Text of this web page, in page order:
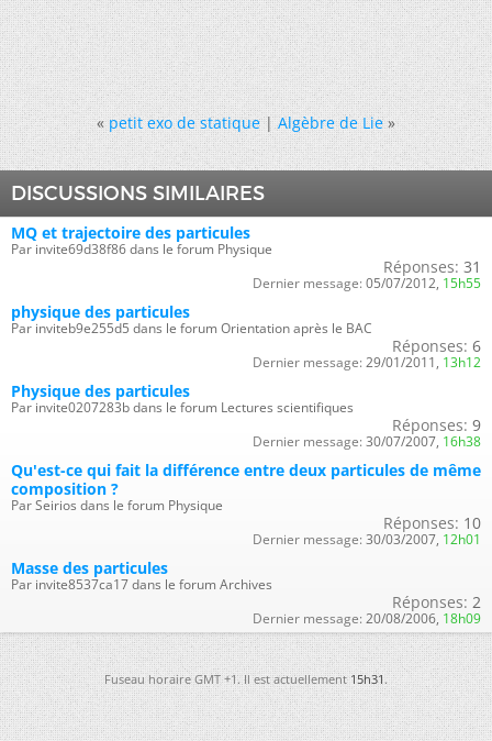
« petit exo de statique|Algèbre de Lie »
DISCUSSIONS SIMILAIRES
MQ et trajectoire des particules
Par invite69d38f86 dans le forum Physique
Réponses: 31
Dernier message: 05/07/2012, 15h55
physique des particules
Par inviteb9e255d5 dans le forum Orientation après le BAC
Réponses: 6
Dernier message: 29/01/2011, 13h12
Physique des particules
Par invite0207283b dans le forum Lectures scientifiques
Réponses: 9
Dernier message: 30/07/2007, 16h38
Qu'est-ce qui fait la différence entre deux particules de même
composition ?
Par Seirios dans le forum Physique
Réponses: 10
Dernier message: 30/03/2007, 12h01
Masse des particules
Par invite8537ca17 dans le forum Archives
Réponses: 2
Dernier message: 20/08/2006, 18h09
Fuseau horaire GMT +1. Il est actuellement15h31.